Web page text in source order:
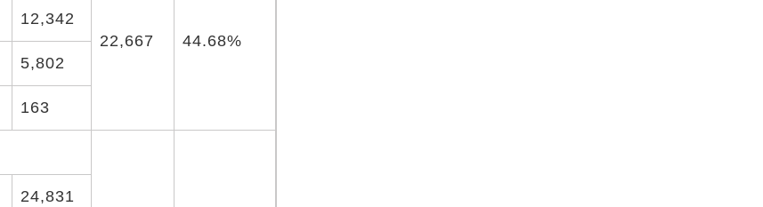
22,667 44.68%
12,342
5,802
163
24,831